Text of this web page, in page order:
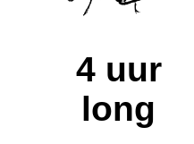
4 uur
long